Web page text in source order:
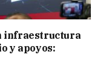
infraestructura
y apoyos: